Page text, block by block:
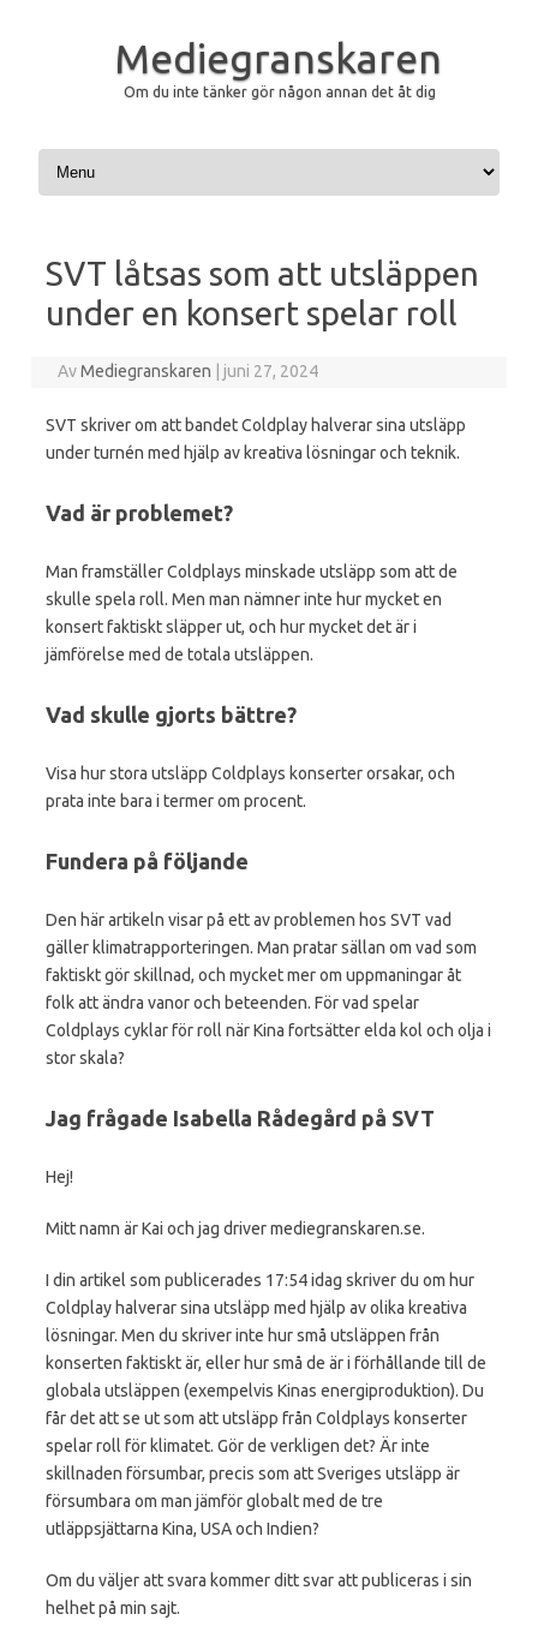
Mediegranskaren
Om du inte tänker gör någon annan det åt dig
Hoppa till innehåll
SVT låtsas som att utsläppen
under en konsert spelar roll
AvMediegranskaren juni 27, 2024
SVT skriver om att bandet Coldplay halverar sina utsläpp
under turnén med hjälp av kreativa lösningar och teknik.
Vad är problemet?
Man framställer Coldplays minskade utsläpp som att de
skulle spela roll. Men man nämner inte hur mycket en
konsert faktiskt släpper ut, och hur mycket det är i
jämförelse med de totala utsläppen.
Vad skulle gjorts bättre?
Visa hur stora utsläpp Coldplays konserter orsakar, och
prata inte bara i termer om procent.
Fundera på följande
Den här artikeln visar på ett av problemen hos SVT vad
gäller klimatrapporteringen. Man pratar sällan om vad som
faktiskt gör skillnad, och mycket mer om uppmaningar åt
folk att ändra vanor och beteenden. För vad spelar
Coldplays cyklar för roll när Kina fortsätter elda kol och olja i
stor skala?
Jag frågade Isabella Rådegård på SVT
Hej!
Mitt namn är Kai och jag driver mediegranskaren.se.
I din artikel som publicerades 17:54 idag skriver du om hur
Coldplay halverar sina utsläpp med hjälp av olika kreativa
lösningar. Men du skriver inte hur små utsläppen från
konserten faktiskt är, eller hur små de är i förhållande till de
globala utsläppen (exempelvis Kinas energiproduktion). Du
får det att se ut som att utsläpp från Coldplays konserter
spelar roll för klimatet. Gör de verkligen det? Är inte
skillnaden försumbar, precis som att Sveriges utsläpp är
försumbara om man jämför globalt med de tre
utläppsjättarna Kina, USA och Indien?
Om du väljer att svara kommer ditt svar att publiceras i sin
helhet på min sajt.